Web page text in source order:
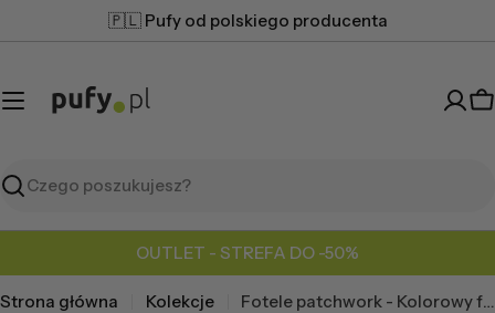
do
🇵🇱 Pufy od polskiego producenta
Szukaj
OUTLET - STREFA DO -50%
Strona główna Kolekcje Fotele patchwork - Kolorowy fotel w stylu patchwork